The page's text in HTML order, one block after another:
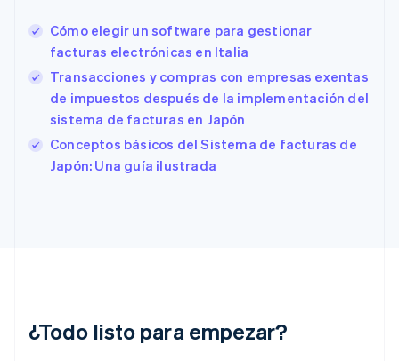
Cómo elegir un software para gestionar
facturas electrónicas en Italia
Transacciones y compras con empresas exentas
de impuestos después de la implementación del
sistema de facturas en Japón
Conceptos básicos del Sistema de facturas de
Japón: Una guía ilustrada
¿Todo listo para empezar?
Estados Unidos
EnglishEspañol简体中文
English
Finlandia
EnglishSvenska
Francia
Français
Gibraltar
English